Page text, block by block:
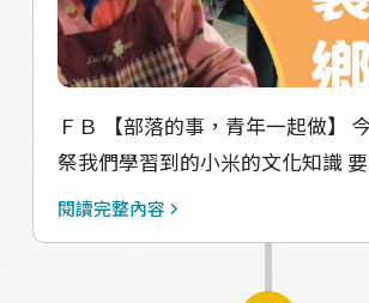
ＦＢ 【部落的事，青年一起做】 今年部落收穫
祭我們學習到的小米的文化知識 要到三地門鄉
的收穫節展現啦 首次！由青年來準備貢品 從製
閱讀完整內容